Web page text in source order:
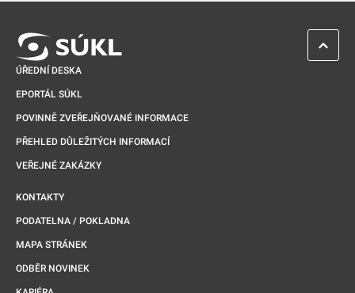
ÚŘEDNÍ DESKA
EPORTÁL SÚKL
POVINNĚ ZVEŘEJŇOVANÉ INFORMACE
PŘEHLED DŮLEŽITÝCH INFORMACÍ
VEŘEJNÉ ZAKÁZKY
KONTAKTY
PODATELNA / POKLADNA
MAPA STRÁNEK
ODBĚR NOVINEK
ZPĚT